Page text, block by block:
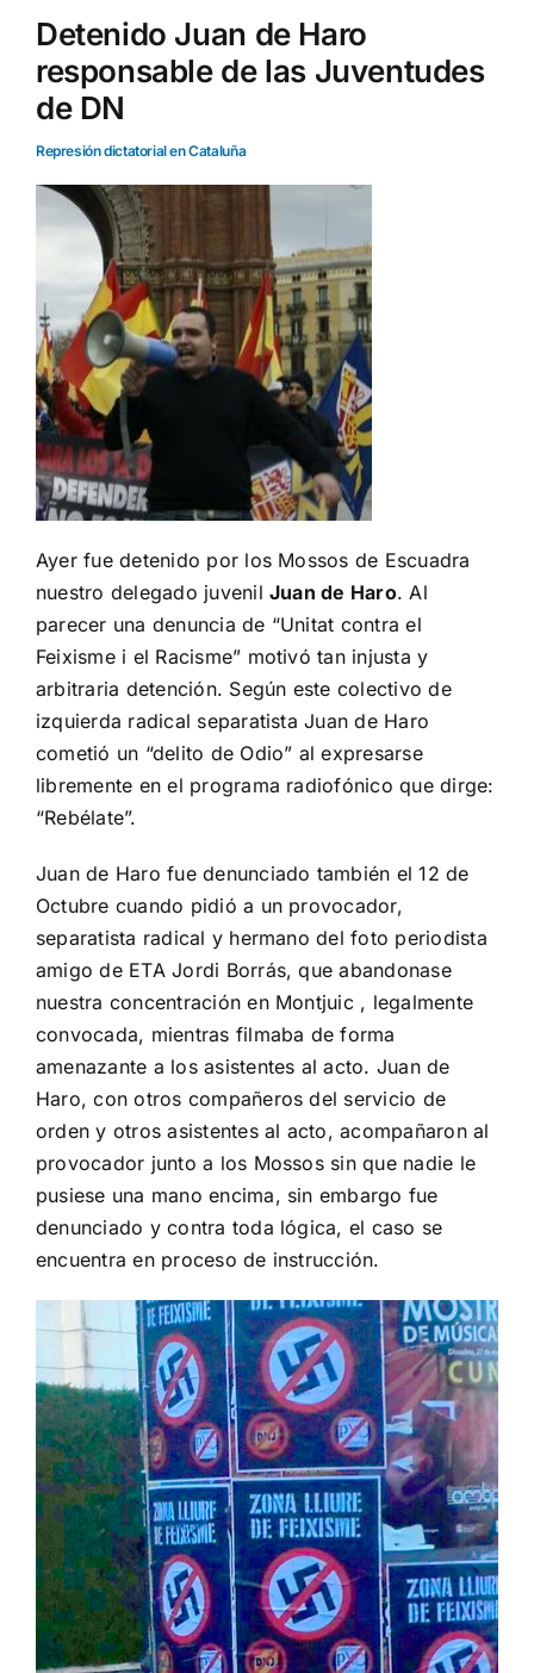
Detenido Juan de Haro
responsable de las Juventudes
de DN
Represión dictatorial en Cataluña
Ayer fue detenido por los Mossos de Escuadra
nuestro delegado juvenilJuan de Haro. Al
parecer una denuncia de “Unitat contra el
Feixisme i el Racisme” motivó tan injusta y
arbitraria detención. Según este colectivo de
izquierda radical separatista Juan de Haro
cometió un “delito de Odio” al expresarse
libremente en el programa radiofónico que dirge:
“Rebélate”.
Juan de Haro fue denunciado también el 12 de
Octubre cuando pidió a un provocador,
separatista radical y hermano del foto periodista
amigo de ETA Jordi Borrás, que abandonase
nuestra concentración en Montjuic , legalmente
convocada, mientras filmaba de forma
amenazante a los asistentes al acto. Juan de
Haro, con otros compañeros del servicio de
orden y otros asistentes al acto, acompañaron al
provocador junto a los Mossos sin que nadie le
pusiese una mano encima, sin embargo fue
denunciado y contra toda lógica, el caso se
encuentra en proceso de instrucción.